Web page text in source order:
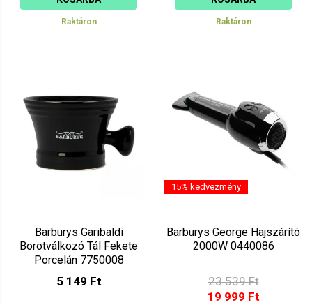
Raktáron Raktáron
Barburys Garibaldi
Borotválkozó Tál Fekete
Porcelán 7750008
5 149 Ft
15% kedvezmény
Barburys George Hajszárító
2000W 0440086
23 539 Ft
19 999 Ft